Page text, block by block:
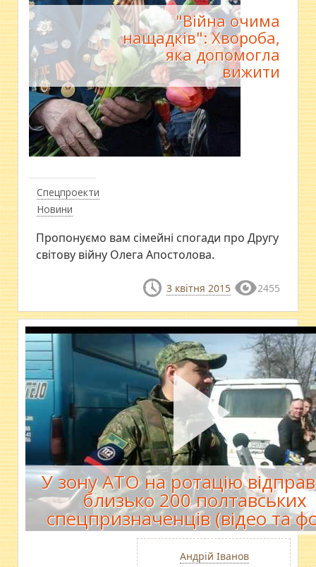
Спецпроекти
Новини
"Війна очима
нащадків": Хвороба,
яка допомогла
вижити
Пропонуємо вам сімейні спогади про Другу
світову війну Олега Апостолова.
3 квітня 2015 2455
У зону АТО на ротацію
близько 200 полтавських
спецпризначенців (відео та
Андрій Іванов